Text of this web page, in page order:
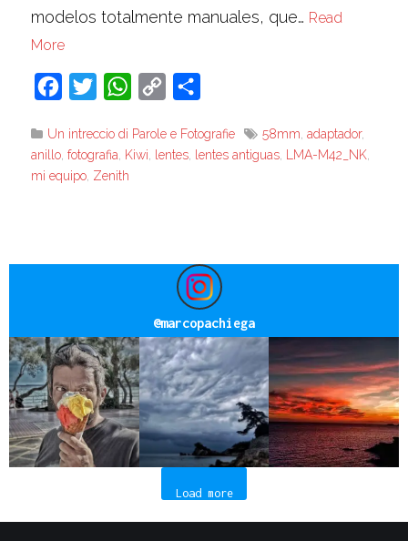
modelos totalmente manuales, que… Read
More
Facebook
Twitter WhatsApp
Copy
Un intreccio di Parole e Fotografie 58mm ,adaptador,
anillo ,fotografia Kiwi lentes lentes antiguas LMA-M42_NK
mi equipo Zenith
@marcopachiega
Load more